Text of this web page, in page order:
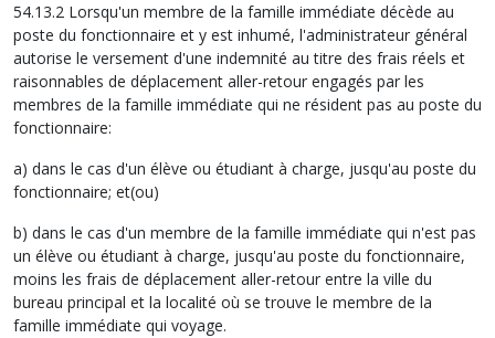
54.13.2 Lorsqu'un membre de la famille immédiate décède au
poste du fonctionnaire et y est inhumé, l'administrateur général
autorise le versement d'une indemnité au titre des frais réels et
raisonnables de déplacement aller-retour engagés par les
membres de la famille immédiate qui ne résident pas au poste du
fonctionnaire:
a) dans le cas d'un élève ou étudiant à charge, jusqu'au poste du
fonctionnaire; et(ou)
b) dans le cas d'un membre de la famille immédiate qui n'est pas
un élève ou étudiant à charge, jusqu'au poste du fonctionnaire,
moins les frais de déplacement aller-retour entre la ville du
bureau principal et la localité où se trouve le membre de la
famille immédiate qui voyage.